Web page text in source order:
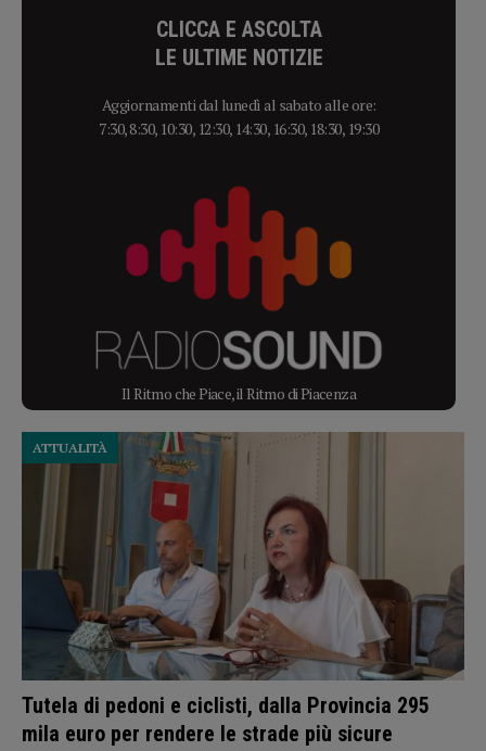
CLICCA E ASCOLTA
LE ULTIME NOTIZIE
Aggiornamenti dal lunedì al sabato alle ore:
7:30, 8:30, 10:30, 12:30, 14:30, 16:30, 18:30, 19:30
Il Ritmo che Piace, il Ritmo di Piacenza
Tutela di pedoni e ciclisti, dalla Provincia 295
mila euro per rendere le strade più sicure
ATTUALITÀ